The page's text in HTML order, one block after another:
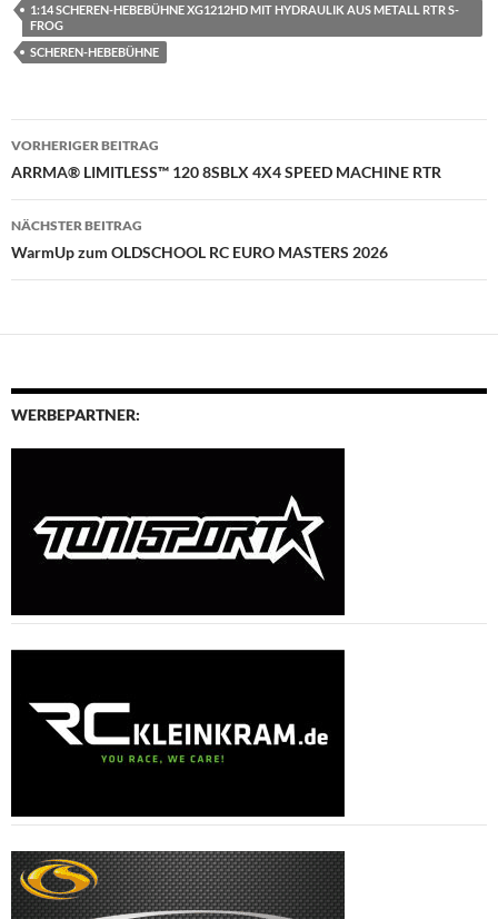
1:14 SCHEREN-HEBEBÜHNE XG1212HD MIT HYDRAULIK AUS METALL RTR S-
FROG
SCHEREN-HEBEBÜHNE
Beitragsnavigation
VORHERIGER BEITRAG
ARRMA® LIMITLESS™ 120 8SBLX 4X4 SPEED MACHINE RTR
NÄCHSTER BEITRAG
WarmUp zum OLDSCHOOL RC EURO MASTERS 2026
WERBEPARTNER: